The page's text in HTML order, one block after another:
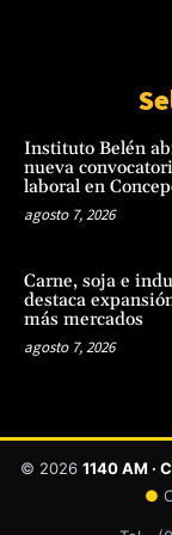
Instituto Belén
nueva
laboral en
agosto 7, 2026
Carne, soja e
destaca
más mercados
agosto 7, 2026
© 2026 1140 AM ·
●